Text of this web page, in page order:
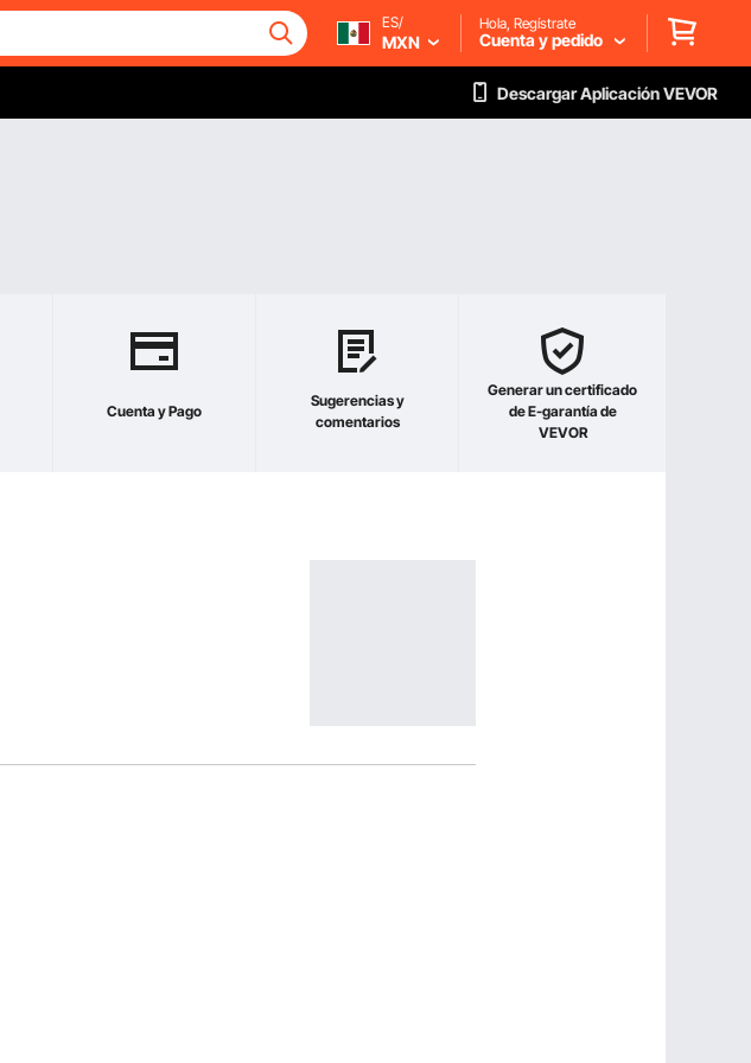
ES/
MXN
Hola, Regístrate
Cuenta y pedido
Descargar Aplicación VEVOR
Cuenta y Pago
Sugerencias y
comentarios
Generar un certificado
de E-garantía de
VEVOR